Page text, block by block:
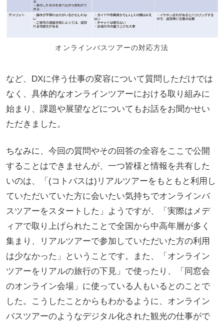
オンラインバスツアーの対応方法
など、DXに伴う仕事の変容について質問しただけでは
なく、具体的なオンラインツアーにおける取り組みに
始まり、課題や展望などについてもお話をお聞かせい
ただきました。
ちなみに、今回の質問やその回答の全容をここで公開
することはできませんが、一つ皆様と情報を共有した
いのは、「(コトバスは)リアルツアーをもともと利用し
ていただいていた方に会いたい気持ちでオンラインバ
スツアーをスタートした」ようですが、「実際はメデ
ィアで取り上げられたことで全国から中高年層が多く
集まり、リアルツアーで参加していただいた方の利用
は少なかった」ということです。また、「オンライン
ツアーをリアルの旅行の下見」で使ったり、「同窓会
のオンライン会場」に使っている人もいるとのことで
した。こうしたことからもわかるように、オンライン
バスツアーのようなデジタル化された観光の仕事がで